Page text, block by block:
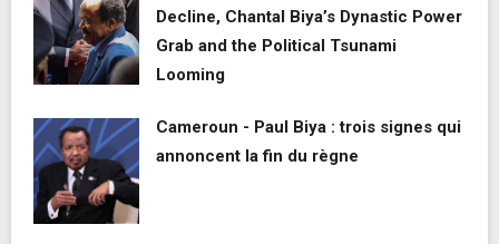
Decline, Chantal Biya’s Dynastic Power
Grab and the Political Tsunami
Looming
Cameroun - Paul Biya : trois signes qui
annoncent la fin du règne